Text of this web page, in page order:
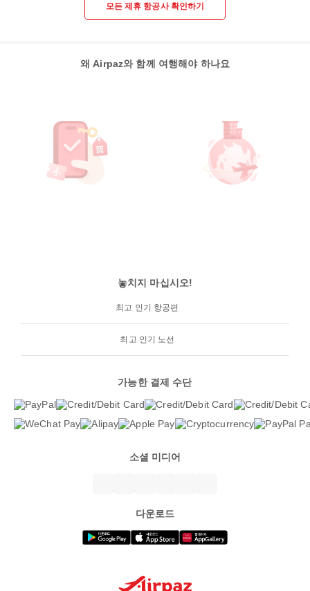
모든 제휴 항공사 확인하기
왜 Airpaz와 함께 여행해야 하나요
놓치지 마십시오!
최고 인기 항공편
최고 인기 노선
가능한 결제 수단
소셜 미디어
다운로드